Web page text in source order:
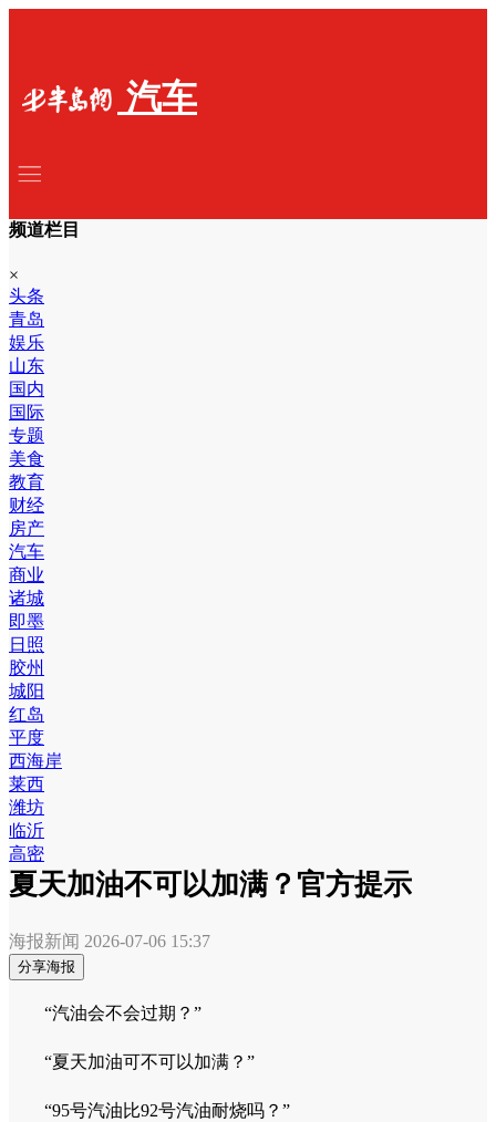
汽车
频道栏目
×
头条
青岛
娱乐
山东
国内
国际
专题
美食
教育
财经
房产
汽车
商业
诸城
即墨
日照
胶州
城阳
红岛
平度
西海岸
莱西
潍坊
临沂
高密
夏天加油不可以加满？官方提示
海报新闻 2026-07-06 15:37
分享海报
“汽油会不会过期？”
“夏天加油可不可以加满？”
“95号汽油比92号汽油耐烧吗？”